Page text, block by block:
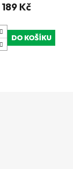
189 Kč
DO KOŠÍKU